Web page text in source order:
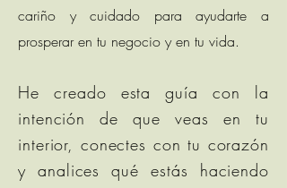
cariño y cuidado para ayudarte a
prosperar en tu negocio y en tu vida.
He creado esta guía con la
intención de que veas en tu
interior, conectes con tu corazón
y analices qué estás haciendo